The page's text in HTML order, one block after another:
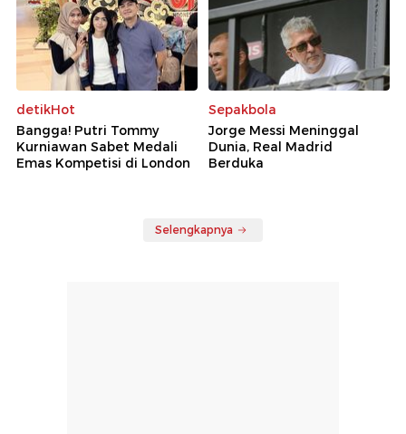
detikHot
Bangga! Putri Tommy
Kurniawan Sabet Medali
Emas Kompetisi di London
Sepakbola
Jorge Messi Meninggal
Dunia, Real Madrid
Berduka
Selengkapnya